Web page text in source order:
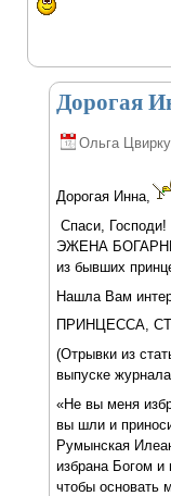
Дорогая
Ольга
Дорогая Инна,
Спаси,
ЭЖЕНА БОГАРНЕ
из бывших
Нашла Вам
ПРИНЦЕССА,
(Отрывки из
выпуске
«Не вы меня
вы шли и
Румынская
избрана Богом и
чтобы основать